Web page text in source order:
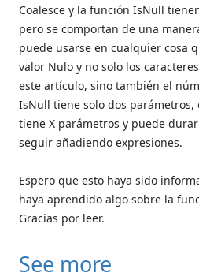
Coalesce y la función IsNull
pero se comportan de una
puede usarse en cualquier cosa
valor Nulo y no solo los
este artículo, sino también el
IsNull tiene solo dos parámetros,
tiene X parámetros y puede
seguir añadiendo expresiones.
Espero que esto haya sido
haya aprendido algo sobre la
Gracias por leer.
See more